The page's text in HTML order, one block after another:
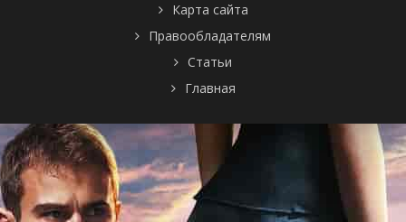
Карта сайта
Правообладателям
Статьи
Главная